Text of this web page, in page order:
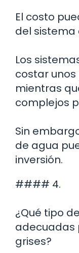
El costo
del sistema
Los
costar
mientras
complejos
Sin
de agua
inversión.
#### 4.
¿Qué tipo
adecuadas
grises?